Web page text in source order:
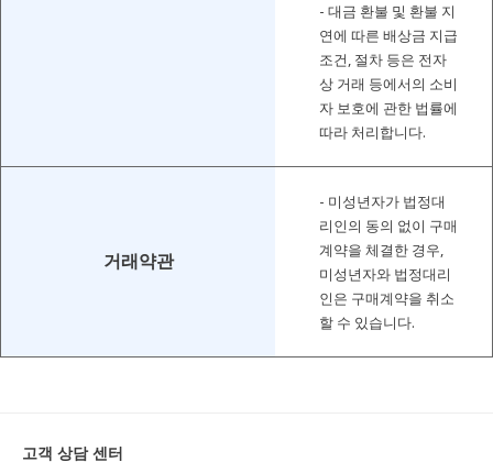
- 대금 환불 및 환불 지
연에 따른 배상금 지급
조건, 절차 등은 전자
상 거래 등에서의 소비
자 보호에 관한 법률에
따라 처리합니다.
거래약관
- 미성년자가 법정대
리인의 동의 없이 구매
계약을 체결한 경우,
미성년자와 법정대리
인은 구매계약을 취소
할 수 있습니다.
고객 상담 센터